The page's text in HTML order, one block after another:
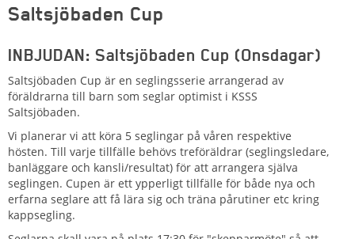
Saltsjöbaden Cup
INBJUDAN: Saltsjöbaden Cup (Onsdagar)
Saltsjöbaden Cup är en seglingsserie arrangerad av
föräldrarna till barn som seglar optimist i KSSS
Saltsjöbaden.
Vi planerar vi att köra 5 seglingar på våren respektive
hösten. Till varje tillfälle behövs treföräldrar (seglingsledare,
banläggare och kansli/resultat) för att arrangera själva
seglingen. Cupen är ett ypperligt tillfälle för både nya och
erfarna seglare att få lära sig och träna pårutiner etc kring
kappsegling.